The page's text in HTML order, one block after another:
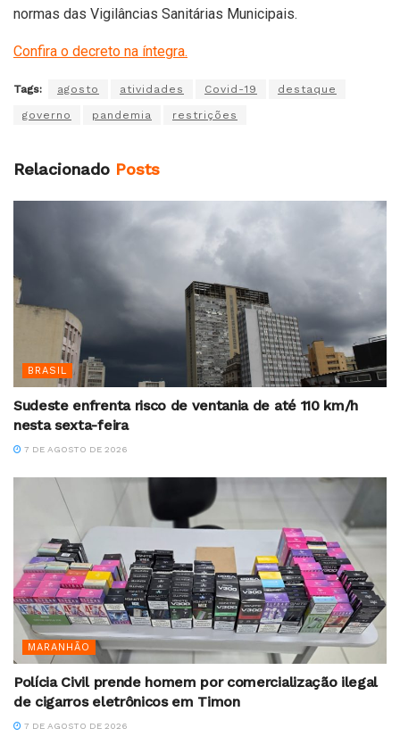
normas das Vigilâncias Sanitárias Municipais.
Confira o decreto na íntegra.
Tags: agosto atividades Covid-19 destaque
governo pandemia restrições
Relacionado Posts
BRASIL
Sudeste enfrenta risco de ventania de até 110 km/h
nesta sexta-feira
7 DE AGOSTO DE 2026
MARANHÃO
Polícia Civil prende homem por comercialização ilegal
de cigarros eletrônicos em Timon
7 DE AGOSTO DE 2026